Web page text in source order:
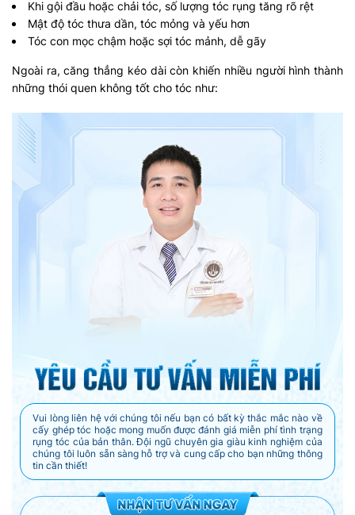
Khi gội đầu hoặc chải tóc, số lượng tóc rụng tăng rõ rệt
Mật độ tóc thưa dần, tóc mỏng và yếu hơn
Tóc con mọc chậm hoặc sợi tóc mảnh, dễ gãy
Ngoài ra, căng thẳng kéo dài còn khiến nhiều người hình thành
những thói quen không tốt cho tóc như:
Vui lòng liên hệ với chúng tôi nếu bạn có bất kỳ thắc mắc nào về
cấy ghép tóc hoặc mong muốn được đánh giá miễn phí tình trạng
rụng tóc của bản thân. Đội ngũ chuyên gia giàu kinh nghiệm của
chúng tôi luôn sẵn sàng hỗ trợ và cung cấp cho bạn những thông
tin cần thiết!